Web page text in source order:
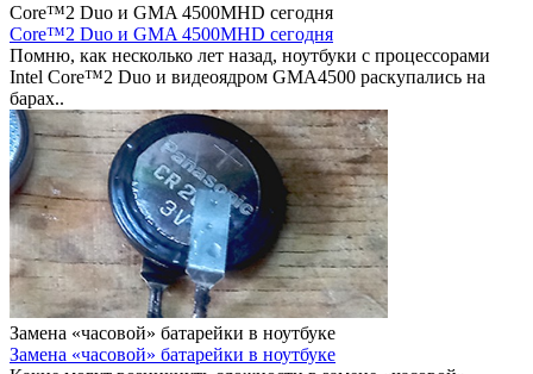
Core™2 Duo и GMA 4500MHD сегодня
Core™2 Duo и GMA 4500MHD сегодня
Помню, как несколько лет назад, ноутбуки с процессорами
Intel Core™2 Duo и видеоядром GMA4500 раскупались на
барах..
Замена «часовой» батарейки в ноутбуке
Замена «часовой» батарейки в ноутбуке